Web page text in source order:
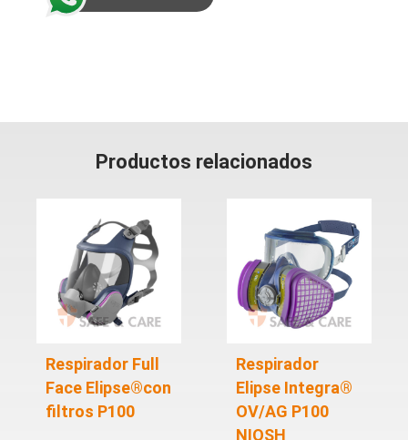
Productos relacionados
Respirador Full
Face Elipse®con
filtros P100
Respirador
Elipse Integra®
OV/AG P100
NIOSH